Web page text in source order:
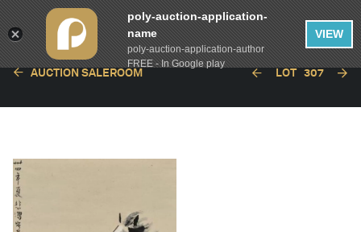
AUCTION SALEROOM LOT 307
poly-auction-application-
name
poly-auction-application-author
FREE - In Google play
VIEW